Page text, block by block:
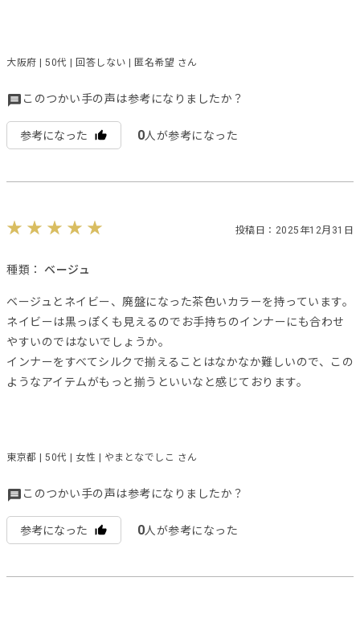
大阪府 | 50代 | 回答しない | 匿名希望 さん
このつかい手の声は参考になりましたか？
参考になった 0人が参考になった
投稿日：2025年12月31日
種類： ベージュ
ベージュとネイビー、廃盤になった茶色いカラーを持っています。
ネイビーは黒っぽくも見えるのでお手持ちのインナーにも合わせ
やすいのではないでしょうか。
インナーをすべてシルクで揃えることはなかなか難しいので、この
ようなアイテムがもっと揃うといいなと感じております。
東京都 | 50代 | 女性 | やまとなでしこ さん
このつかい手の声は参考になりましたか？
参考になった 0人が参考になった